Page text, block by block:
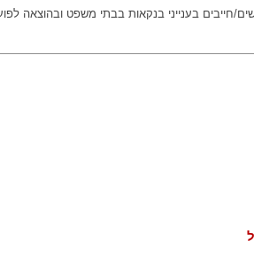
חייבים בענייני בנקאות בבתי משפט ובהוצאה